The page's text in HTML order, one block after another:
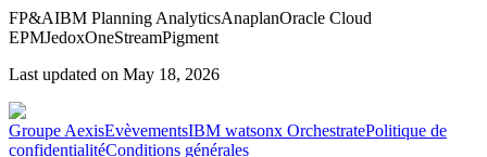
FP&AIBM Planning AnalyticsAnaplanOracle Cloud
EPMJedoxOneStreamPigment
Last updated on May 18, 2026
Groupe AexisEvèvementsIBM watsonx OrchestratePolitique de
confidentialitéConditions générales